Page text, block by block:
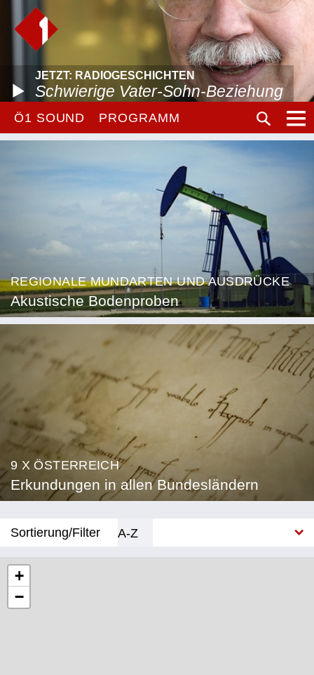
JETZT: RADIOGESCHICHTEN
Schwierige Vater-Sohn-Beziehung
Ö1 SOUND PROGRAMM
REGIONALE MUNDARTEN UND AUSDRÜCKE
Akustische Bodenproben
9 X ÖSTERREICH
Erkundungen in allen Bundesländern
Sortierung/Filter
A-Z
+
−